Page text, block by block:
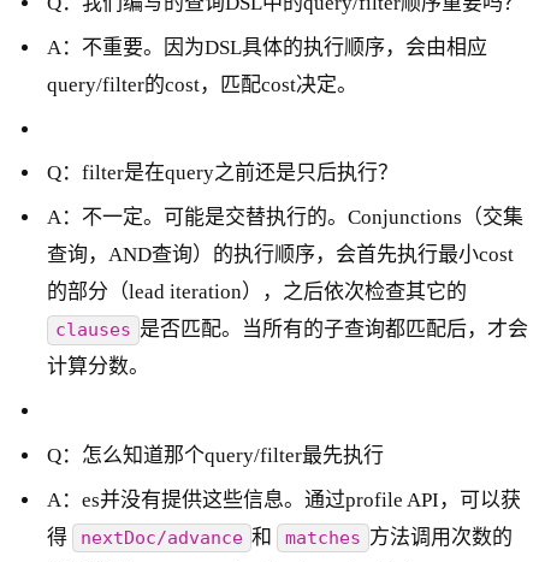
A：不重要。因为DSL具体的执行顺序，会由相应
query/filter的cost，匹配cost决定。
Q：filter是在query之前还是只后执行？
A：不一定。可能是交替执行的。Conjunctions（交集
查询，AND查询）的执行顺序，会首先执行最小cost
的部分（lead iteration），之后依次检查其它的
clauses 是否匹配。当所有的子查询都匹配后，才会
计算分数。
Q：怎么知道那个query/filter最先执行
A：es并没有提供这些信息。通过profile API，可以获
得
nextDoc/advance 和 matches 方法调用次数的